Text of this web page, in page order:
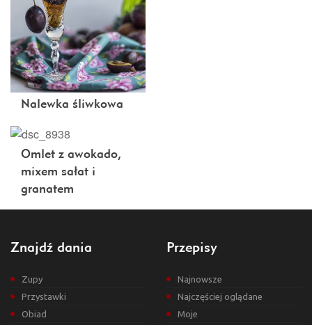
Nalewka śliwkowa
Omlet z awokado,
mixem sałat i
granatem
Znajdź dania
Zupy
Przystawki
Obiad
Przepisy
Najnowsze
Najczęściej oglądane
Moje